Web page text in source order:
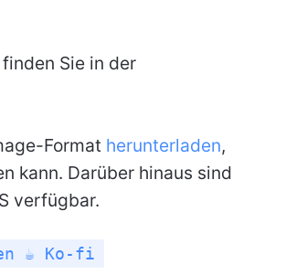
Sie in der
Format herunterladen,
kann. Darüber hinaus sind
verfügbar.
☕ Ko-fi